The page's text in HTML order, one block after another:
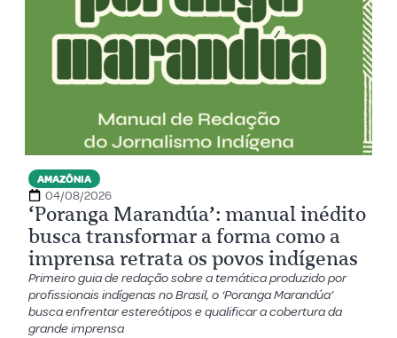
AMAZÔNIA
04/08/2026
‘Poranga Marandúa’: manual inédito
busca transformar a forma como a
imprensa retrata os povos indígenas
Primeiro guia de redação sobre a temática produzido por
profissionais indígenas no Brasil, o ‘Poranga Marandúa’
busca enfrentar estereótipos e qualificar a cobertura da
grande imprensa